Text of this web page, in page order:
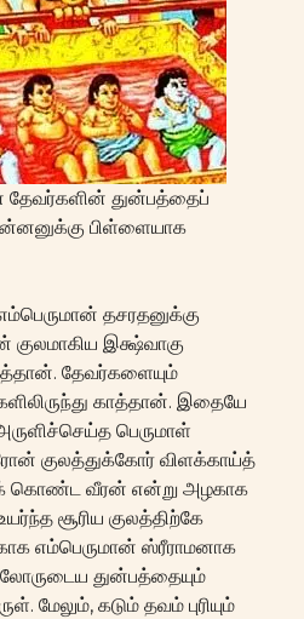
தேவர்களின் துன்பத்தைப்
பிள்ளையாக
தசரதனுக்கு
இக்ஷ்வாகு
தேவர்களையும்
காத்தான். இதையே
பெருமாள்
குலத்துக்கோர் விளக்காய்த்
கொண்ட வீரன் என்று அழகாக
சூரிய குலத்திற்கே
எம்பெருமான் ஸ்ரீராமனாக
துன்பத்தையும்
மேலும், கடும் தவம் புரியும்